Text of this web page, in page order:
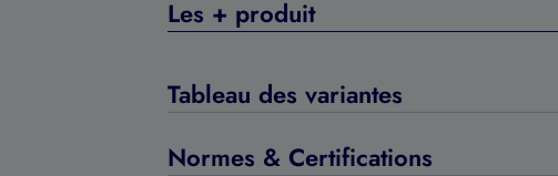
Les + produit
Tableau des variantes
Normes & Certifications